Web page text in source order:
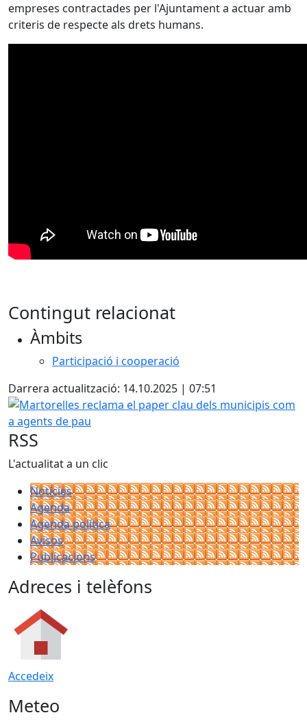
empreses contractades per l'Ajuntament a actuar amb
criteris de respecte als drets humans.
Contingut relacionat
Àmbits
Participació i cooperació
Darrera actualització: 14.10.2025 | 07:51
Martorelles reclama el paper clau dels municipis com a
RSS
L'actualitat a un clic
Notícies
Agenda
Agenda política
Avisos
Publicacions
Adreces i telèfons
Accedeix
Meteo